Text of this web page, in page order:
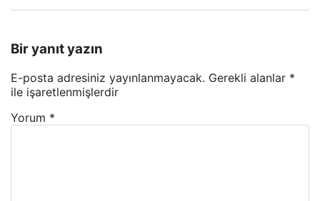
Bir yanıt yazın
E-posta adresiniz yayınlanmayacak. Gerekli alanlar *
ile işaretlenmişlerdir
Yorum *